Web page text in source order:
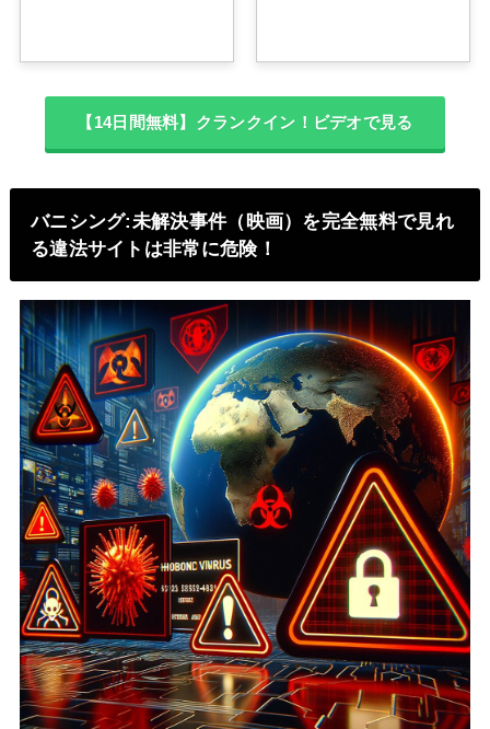
【14日間無料】クランクイン！ビデオで見る
バニシング:未解決事件（映画）を完全無料で見れ
る違法サイトは非常に危険！